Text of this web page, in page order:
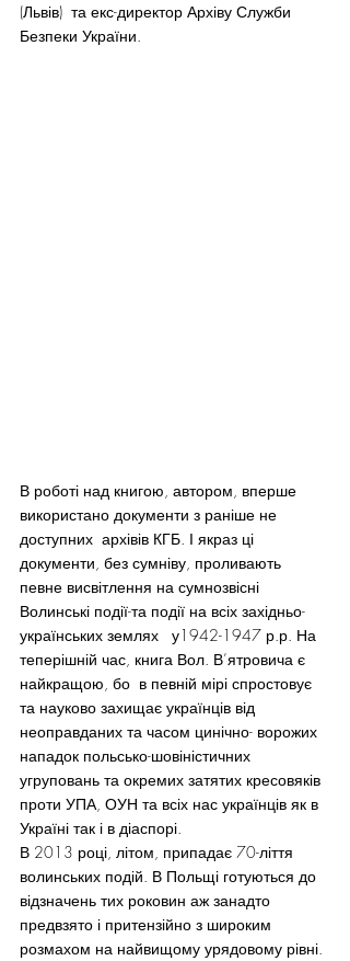
(Львів)  та екс-директор Архіву Служби
Безпеки України.
В роботі над книгою, автором, вперше
використано документи з раніше не
доступних  архівів КГБ. І якраз ці
документи, без сумніву, проливають
певне висвітлення на сумнозвісні
Волинські події-та події на всіх західньо-
українських землях   у1942-1947 р.р. На
теперішній час, книга Вол. В’ятровича є
найкращою, бо  в певній мірі спростовує
та науково захищає українців від
неоправданих та часом цинічно- ворожих
нападок польсько-шовіністичних
угруповань та окремих затятих кресовяків
проти УПА, ОУН та всіх нас українців як в
Україні так і в діаспорі.
В 2013 році, літом, припадає 70-ліття
волинських подій. В Польщі готуються до
відзначень тих роковин аж занадто
предвзято і притензійно з широким
розмахом на найвищому урядовому рівні.